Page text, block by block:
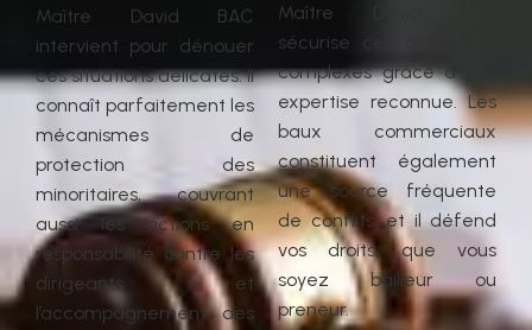
Maître David BAC
intervient pour dénouer
ces situations délicates. Il
connaît parfaitement les
mécanismes de
protection des
minoritaires, couvrant
aussi les actions en
responsabilité contre les
dirigeants et
l’accompagnement des
Maître David BAC
sécurise ces opérations
complexes grâce à son
expertise reconnue. Les
baux commerciaux
constituent également
une source fréquente
de conflits, et il défend
vos droits, que vous
soyez bailleur ou
preneur.